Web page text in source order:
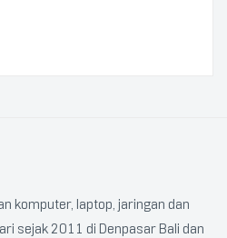
komputer, laptop, jaringan dan
sejak 2011 di Denpasar Bali dan